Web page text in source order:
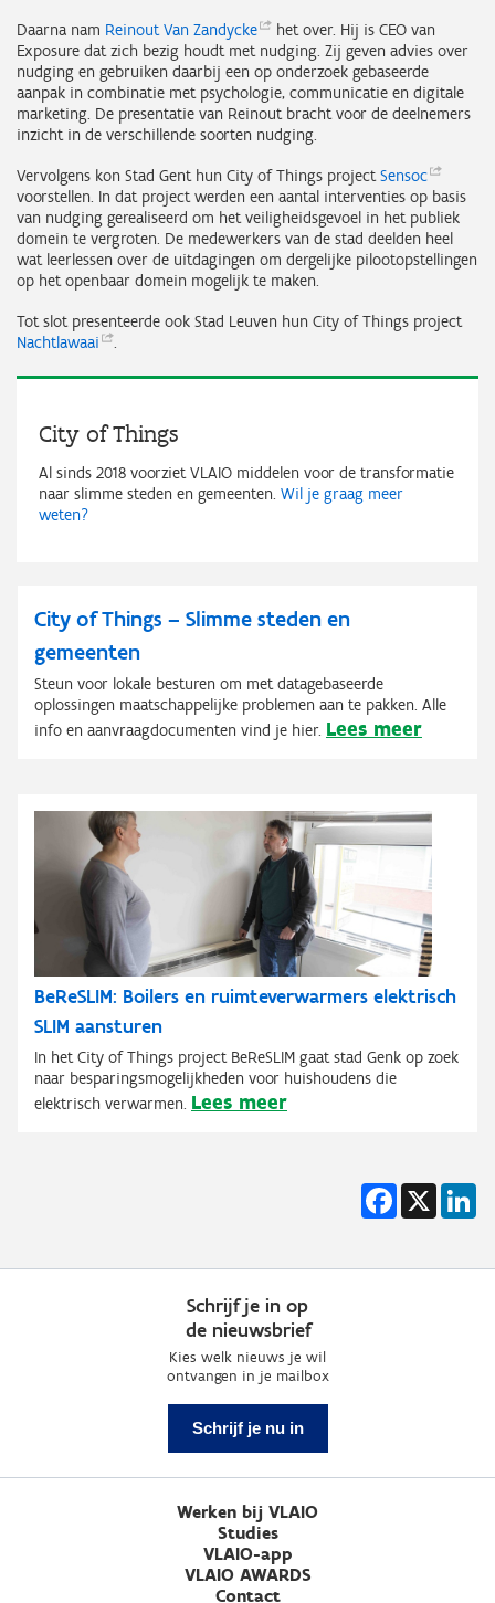
Daarna nam Reinout Van Zandycke
het over. Hij is CEO van
Exposure dat zich bezig houdt met nudging. Zij geven advies over
nudging en gebruiken daarbij een op onderzoek gebaseerde
aanpak in combinatie met psychologie, communicatie en digitale
marketing. De presentatie van Reinout bracht voor de deelnemers
inzicht in de verschillende soorten nudging.
Vervolgens kon Stad Gent hun City of Things projectSensoc
voorstellen. In dat project werden een aantal interventies op basis
van nudging gerealiseerd om het veiligheidsgevoel in het publiek
domein te vergroten. De medewerkers van de stad deelden heel
wat leerlessen over de uitdagingen om dergelijke pilootopstellingen
op het openbaar domein mogelijk te maken.
Tot slot presenteerde ook Stad Leuven hun City of Things project
Nachtlawaai
.
City of Things
Al sinds 2018 voorziet VLAIO middelen voor de transformatie
naar slimme steden en gemeenten. Wil je graag meer
weten?
City of Things – Slimme steden en
gemeenten
Steun voor lokale besturen om met datagebaseerde
oplossingen maatschappelijke problemen aan te pakken. Alle
info en aanvraagdocumenten vind je hier. Lees meer
BeReSLIM: Boilers en ruimteverwarmers elektrisch
SLIM aansturen
In het City of Things project BeReSLIM gaat stad Genk op zoek
naar besparingsmogelijkheden voor huishoudens die
elektrisch verwarmen. Lees meer
Facebook
X
Schrijf je in op
de nieuwsbrief
Kies welk nieuws je wil
ontvangen in je mailbox
Schrijf je nu in
Werken bij VLAIO
Studies
VLAIO-app
VLAIO AWARDS
Contact